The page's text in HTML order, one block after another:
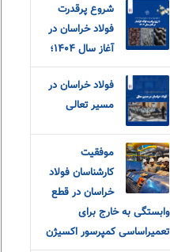
شروع پرقدرت
فولاد خراسان در
آغاز سال ۱۴۰۴؛
فولاد خراسان در
مسیر تعالی
موفقیت
کارشناسان فولاد
خراسان در قطع
وابستگی به خارج برای
تعمیراساسی کمپرسور اکسیژن